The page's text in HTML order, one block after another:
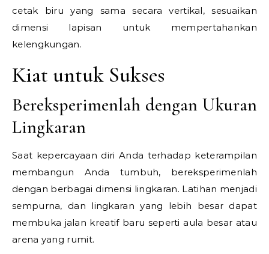
cetak biru yang sama secara vertikal, sesuaikan
dimensi lapisan untuk mempertahankan
kelengkungan.
Kiat untuk Sukses
Bereksperimenlah dengan Ukuran
Lingkaran
Saat kepercayaan diri Anda terhadap keterampilan
membangun Anda tumbuh, bereksperimenlah
dengan berbagai dimensi lingkaran. Latihan menjadi
sempurna, dan lingkaran yang lebih besar dapat
membuka jalan kreatif baru seperti aula besar atau
arena yang rumit.